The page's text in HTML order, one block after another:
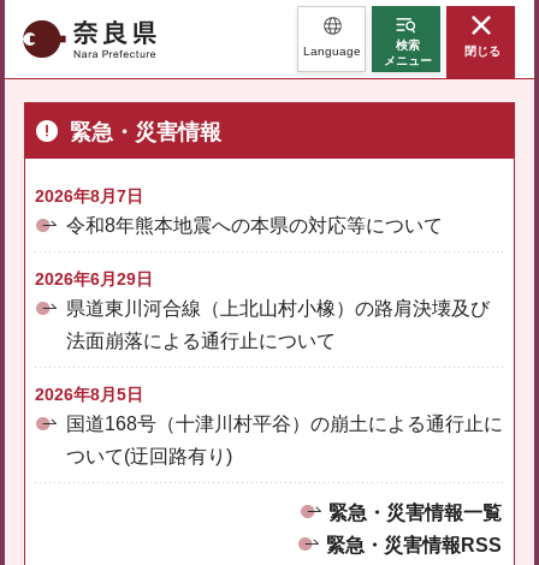
奈良県 Language
検索
メニュー
閉じる
緊急・災害情報
2026年8月7日
令和8年熊本地震への本県の対応等について
2026年6月29日
県道東川河合線（上北山村小橡）の路肩決壊及び
法面崩落による通行止について
2026年8月5日
国道168号（十津川村平谷）の崩土による通行止に
ついて(迂回路有り)
緊急・災害情報一覧
緊急・災害情報RSS